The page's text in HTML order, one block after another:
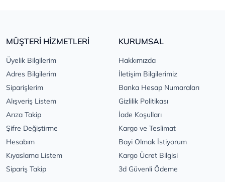
MÜŞTERİ HİZMETLERİ
Üyelik Bilgilerim
Adres Bilgilerim
Siparişlerim
Alışveriş Listem
Arıza Takip
Şifre Değiştirme
Hesabım
Kıyaslama Listem
Sipariş Takip
KURUMSAL
Hakkımızda
İletişim Bilgilerimiz
Banka Hesap Numaraları
Gizlilik Politikası
İade Koşulları
Kargo ve Teslimat
Bayi Olmak İstiyorum
Kargo Ücret Bilgisi
3d Güvenli Ödeme